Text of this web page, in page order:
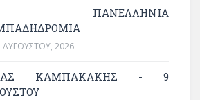
ΠΑΝΕΛΛΗΝΙΑ
ΑΥΓΟΎΣΤΟΥ, 2026
ΚΑΜΠΑΚΑΚΗΣ - 9